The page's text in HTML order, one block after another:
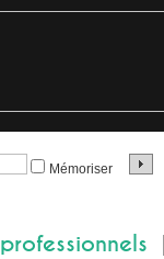
Mémoriser
professionnels